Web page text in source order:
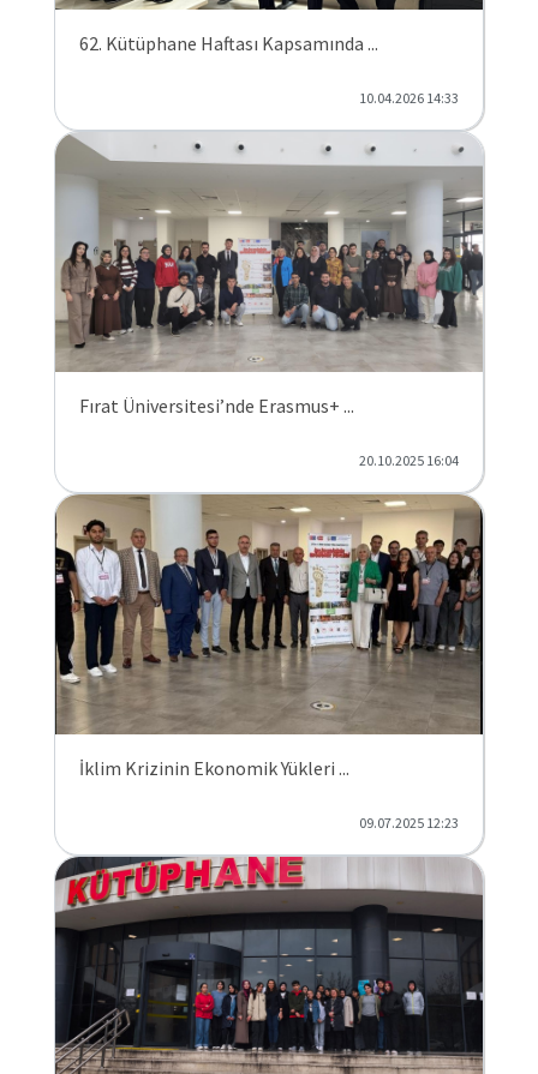
62. Kütüphane Haftası Kapsamında ...
10.04.2026 14:33
Fırat Üniversitesi’nde Erasmus+ ...
20.10.2025 16:04
İklim Krizinin Ekonomik Yükleri ...
09.07.2025 12:23